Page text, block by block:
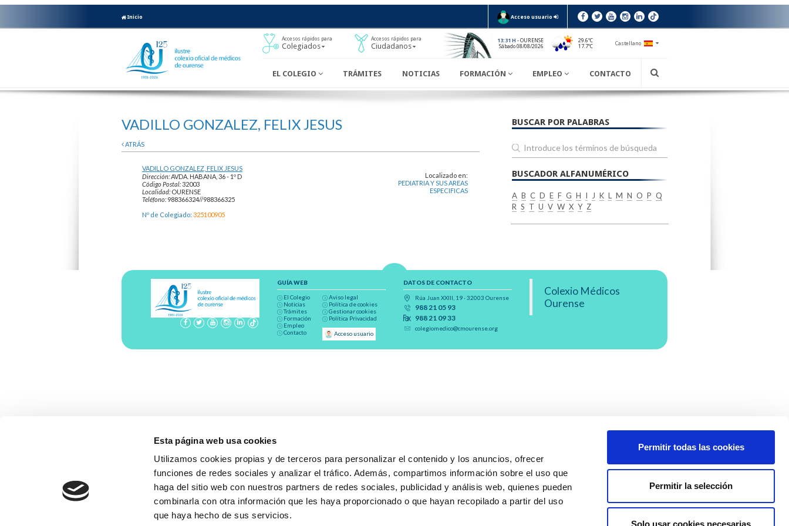
Esta página web usa cookies
Utilizamos cookies propias y de terceros para personalizar el contenido y los anuncios, ofrecer
funciones de redes sociales y analizar el tráfico. Además, compartimos información sobre el uso que
haga del sitio web con nuestros partners de redes sociales, publicidad y análisis web, quienes pueden
combinarla con otra información que les haya proporcionado o que hayan recopilado a partir del uso
que haya hecho de sus servicios.
Permitir todas las cookies
Permitir la selección
Solo usar cookies necesarias
Inicio Acceso usuario
Accesos rápidos para
Colegiados
Accesos rápidos para
Ciudadanos
13:31 H - OURENSE
Sábado 08/08/2026
29.6ºC
17.7ºC
Castellano
EL COLEGIO TRÁMITES NOTICIAS FORMACIÓN EMPLEO CONTACTO
VADILLO GONZALEZ, FELIX JESUS
ATRÁS
VADILLO GONZALEZ, FELIX JESUS
Dirección:AVDA. HABANA, 36 - 1º D
Código Postal:32003
Localidad: OURENSE
Teléfono: 988366324//988366325
Nº de Colegiado: 325100905
Localizado en:
PEDIATRIA Y SUS AREAS
ESPECIFICAS
BUSCAR POR PALABRAS
BUSCADOR ALFANUMÉRICO
A B C D E F G H I J K L M N O P Q
R S T U V W X Y Z
GUÍA WEB
El Colegio
Noticias
Trámites
Formación
Empleo
Contacto
Aviso legal
Política de cookies
Gestionar cookies
Política Privacidad
Acceso usuario
DATOS DE CONTACTO
Rúa Juan XXIII, 19 · 32003 Ourense
988 21 05 93
988 21 09 33
colegiomedico@cmourense.org
Colexio Médicos
Ourense